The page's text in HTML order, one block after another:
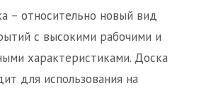
– относительно новый вид
с высокими рабочими и
характеристиками. Доска
для использования на